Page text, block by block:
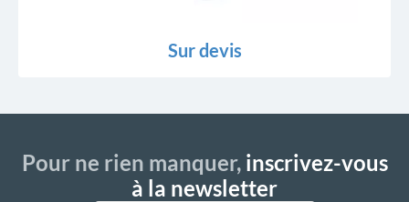
Sur devis
Pour ne rien manquer,inscrivez-vous
à la newsletter